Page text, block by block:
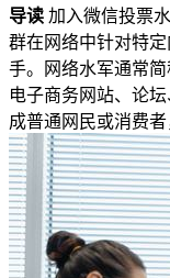
导读 加入微信投票
群在网络中针对特
手。网络水军通常
电子商务网站、论
成普通网民或消费